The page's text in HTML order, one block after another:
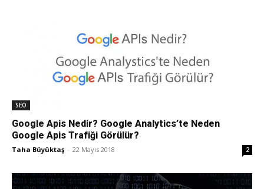
SEO
Google Apis Nedir? Google Analytics’te Neden
Google Apis Trafiği Görülür?
Taha Büyüktaş - 22 Mayıs 2018 2